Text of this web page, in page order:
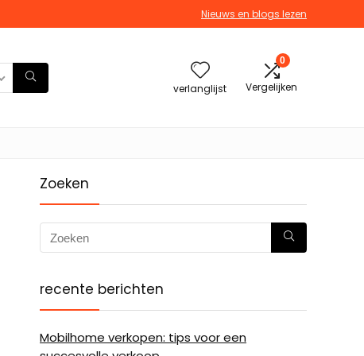
Nieuws en blogs lezen
verlanglijst
0
Vergelijken
Zoeken
recente berichten
Mobilhome verkopen: tips voor een